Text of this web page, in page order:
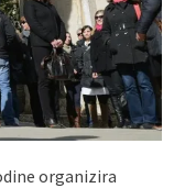
organizira